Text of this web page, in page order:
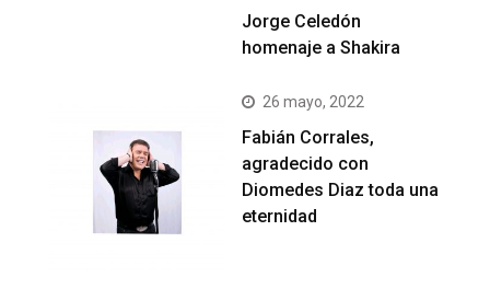
Jorge Celedón
homenaje a Shakira
26 mayo, 2022
Fabián Corrales,
agradecido con
Diomedes Diaz toda una
eternidad